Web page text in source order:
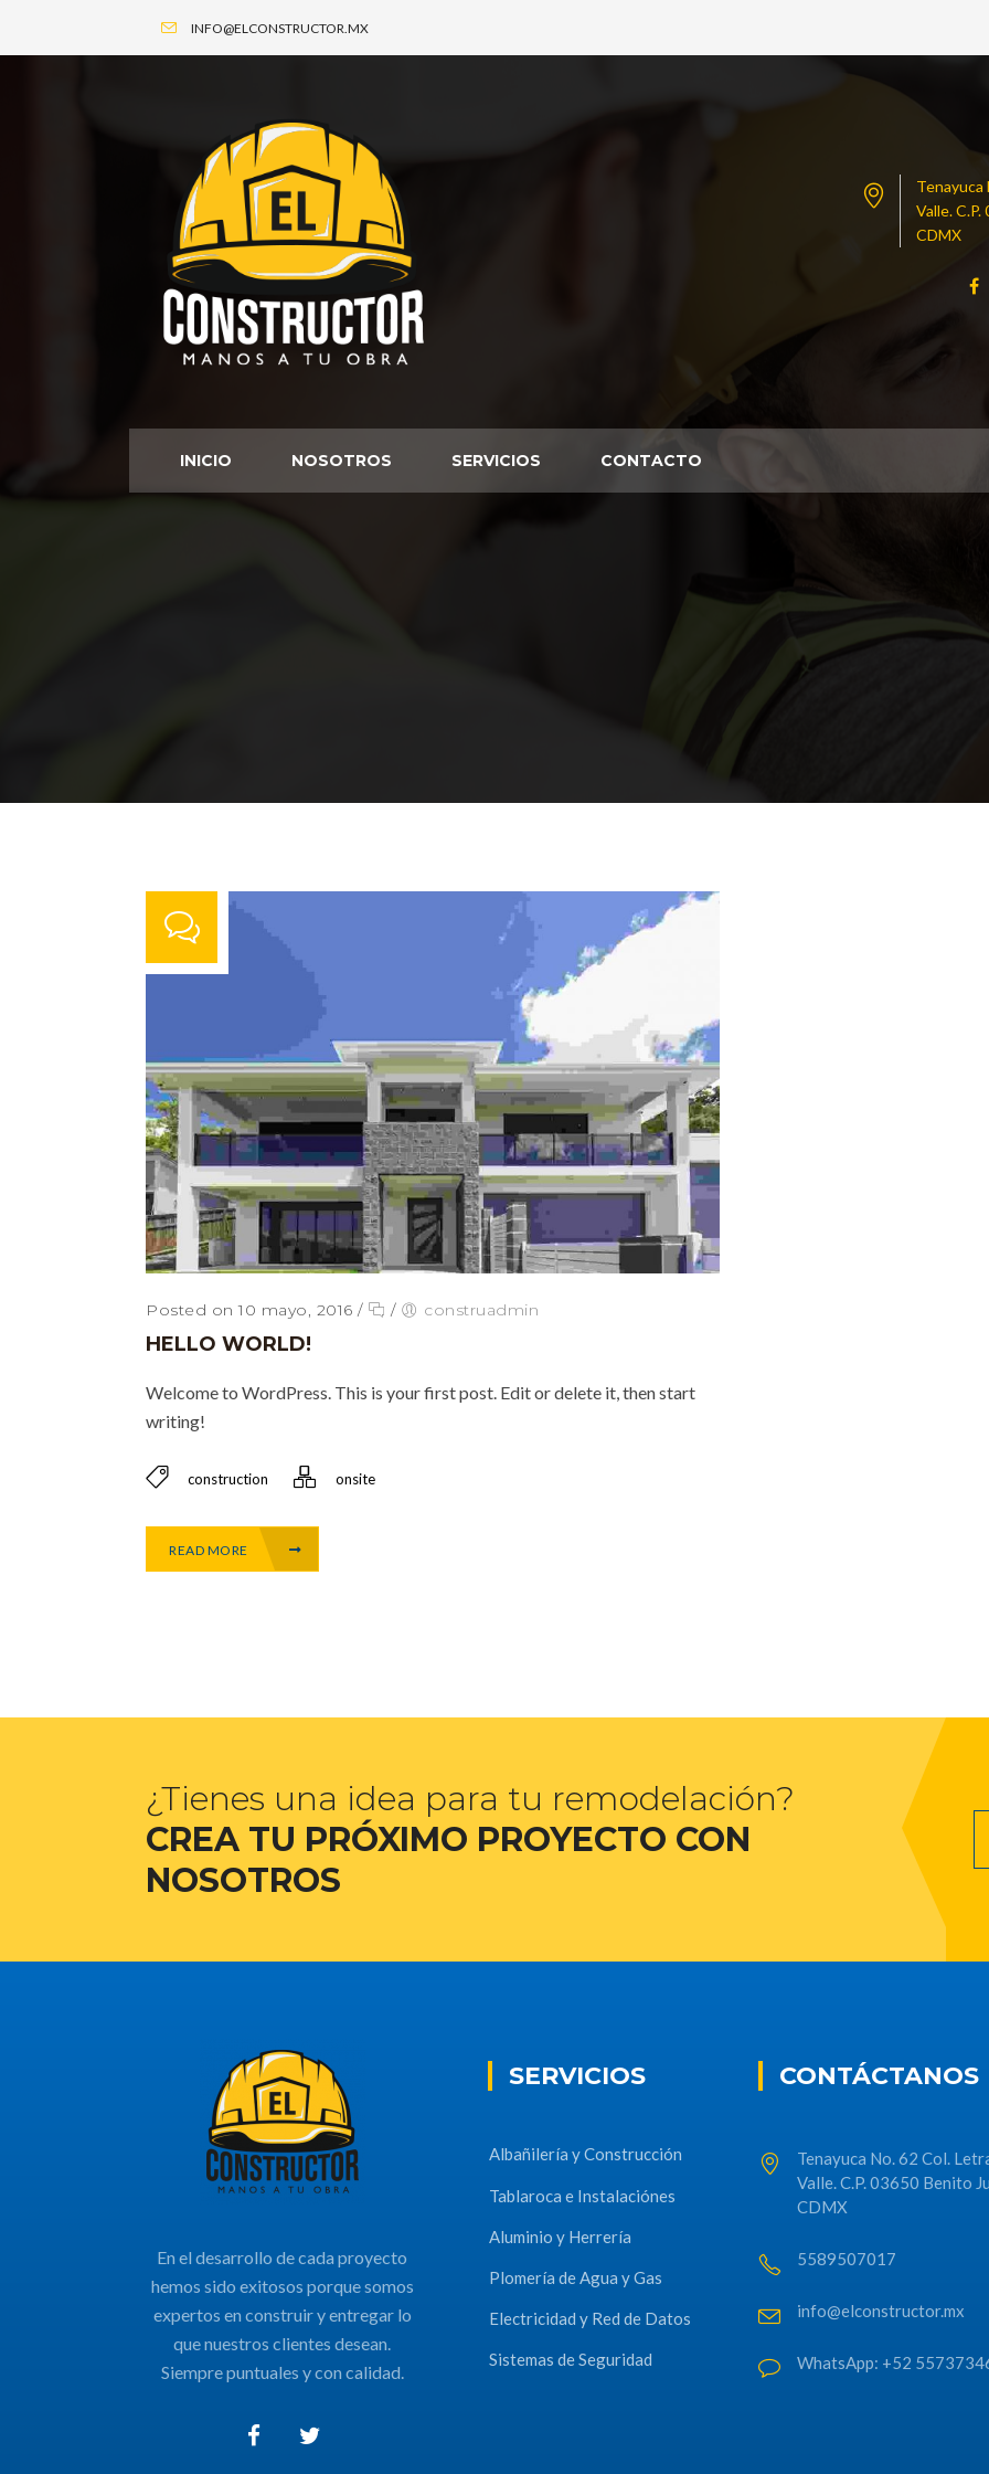
INFO@ELCONSTRUCTOR.MX
Tenayuca
Valle.
CDMX
INICIO NOSOTROS SERVICIOS CONTACTO
Posted on 10 mayo, 2016 / / construadmin
HELLO WORLD!
Welcome to WordPress. This is your first post. Edit or delete it, then start
writing!
construction onsite
READ MORE
¿Tienes una idea para tu remodelación?
CREA TU PRÓXIMO PROYECTO CON
NOSOTROS
En el desarrollo de cada proyecto
hemos sido exitosos porque somos
expertos en construir y entregar lo
que nuestros clientes desean.
Siempre puntuales y con calidad.
SERVICIOS
Albañilería y Construcción
Tablaroca e Instalaciónes
Aluminio y Herrería
Plomería de Agua y Gas
Electricidad y Red de Datos
Sistemas de Seguridad
CONTÁCTANOS
Tenayuca No. 62 Col.
Valle. C.P. 03650 Benito
CDMX
5589507017
info@elconstructor.mx
WhatsApp: +52